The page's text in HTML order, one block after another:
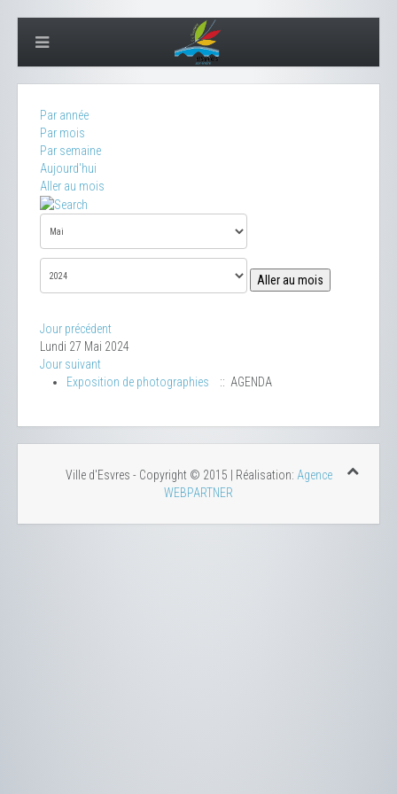
Par année
Par mois
Par semaine
Aujourd'hui
Aller au mois
Aller au mois
Jour précédent
Lundi 27 Mai 2024
Jour suivant
Exposition de photographies
:: AGENDA
Ville d'Esvres - Copyright © 2015 | Réalisation: Agence
WEBPARTNER